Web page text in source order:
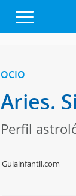
OCIO
Aries.
Perfil
Guiainfantil.com